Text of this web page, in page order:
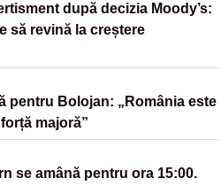
după decizia Moody’s:
să revină la creștere
pentru Bolojan: „România este
majoră”
se amână pentru ora 15:00.